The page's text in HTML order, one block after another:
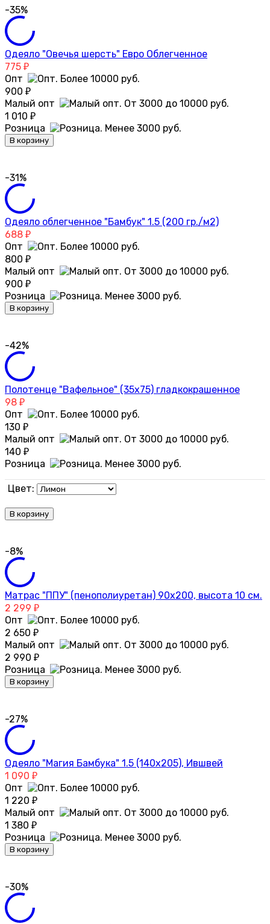
-35%
Одеяло "Овечья шерсть" Евро Облегченное
775 ₽
Опт
900 ₽
Малый опт
1 010 ₽
Розница
В корзину
-31%
Одеяло облегченное "Бамбук" 1.5 (200 гр./м2)
688 ₽
Опт
800 ₽
Малый опт
900 ₽
Розница
В корзину
-42%
Полотенце "Вафельное" (35х75) гладкокрашенное
98 ₽
Опт
130 ₽
Малый опт
140 ₽
Розница
Цвет:
В корзину
-8%
Матрас "ППУ" (пенополиуретан) 90х200, высота 10 см.
2 299 ₽
Опт
2 650 ₽
Малый опт
2 990 ₽
Розница
В корзину
-27%
Одеяло "Магия Бамбука" 1.5 (140х205), Ившвей
1 090 ₽
Опт
1 220 ₽
Малый опт
1 380 ₽
Розница
В корзину
-30%